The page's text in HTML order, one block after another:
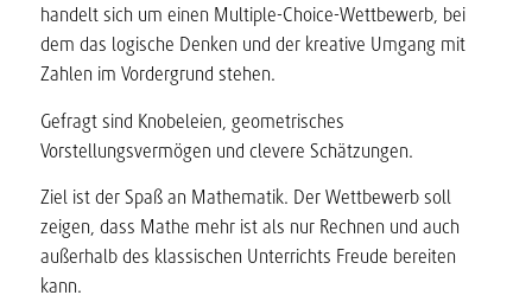
handelt sich um einen Multiple-Choice-Wettbewerb, bei
dem das logische Denken und der kreative Umgang mit
Zahlen im Vordergrund stehen.
Gefragt sind Knobeleien, geometrisches
Vorstellungsvermögen und clevere Schätzungen.
Ziel ist derSpaß an Mathematik. Der Wettbewerb soll
zeigen, dass Mathe mehr ist als nur Rechnen und auch
außerhalb des klassischen Unterrichts Freude bereiten
kann.